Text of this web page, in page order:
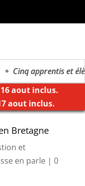
Cinq apprentis et
aout inclus.
aout inclus.
Bretagne
et
en parle| 0